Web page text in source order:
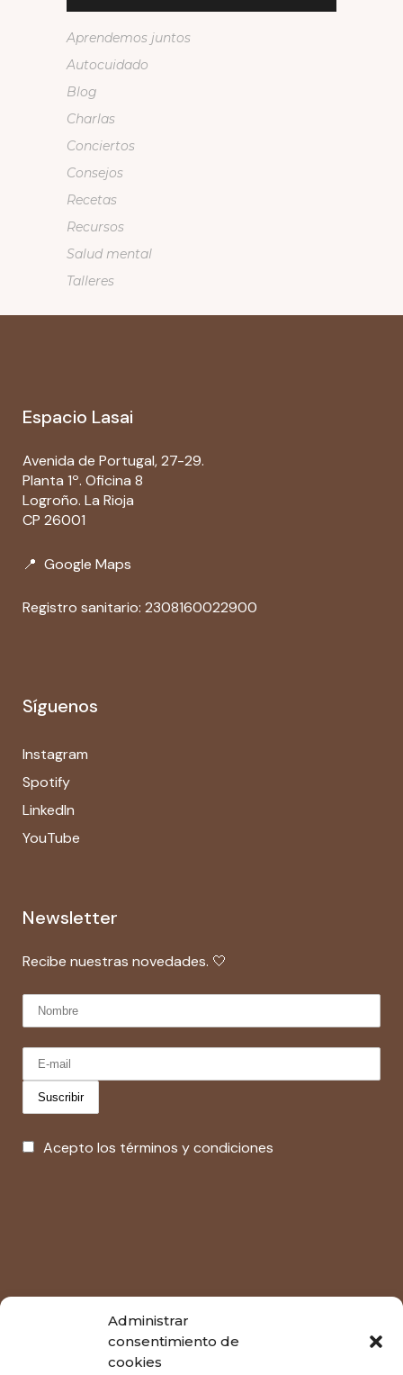
Administrar
consentimiento de
cookies
Aprendemos juntos
Autocuidado
Blog
Charlas
Conciertos
Consejos
Recetas
Recursos
Salud mental
Talleres
Espacio Lasai
Avenida de Portugal, 27-29.
Planta 1º. Oficina 8
Logroño. La Rioja
CP 26001
📍 Google Maps
Registro sanitario: 2308160022900
Síguenos
Instagram
Spotify
LinkedIn
YouTube
Newsletter
Recibe nuestras novedades. 🤍
Acepto los términos y condiciones